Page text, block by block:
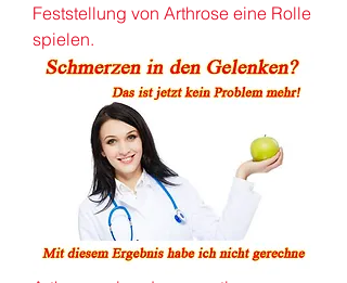
Feststellung von Arthrose eine Rolle
spielen.